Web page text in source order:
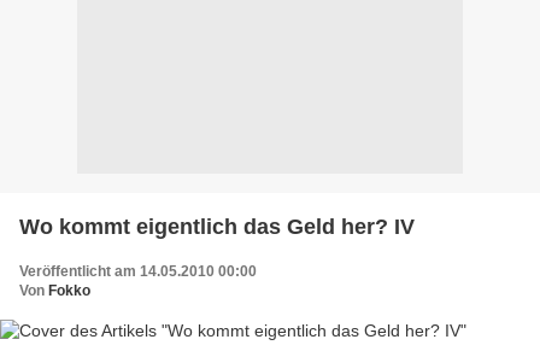
Wo kommt eigentlich das Geld her? IV
Veröffentlicht am 14.05.2010 00:00
Von Fokko